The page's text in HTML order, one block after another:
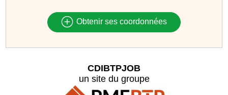
Obtenir ses coordonnées
CDIBTPJOB
un site du groupe